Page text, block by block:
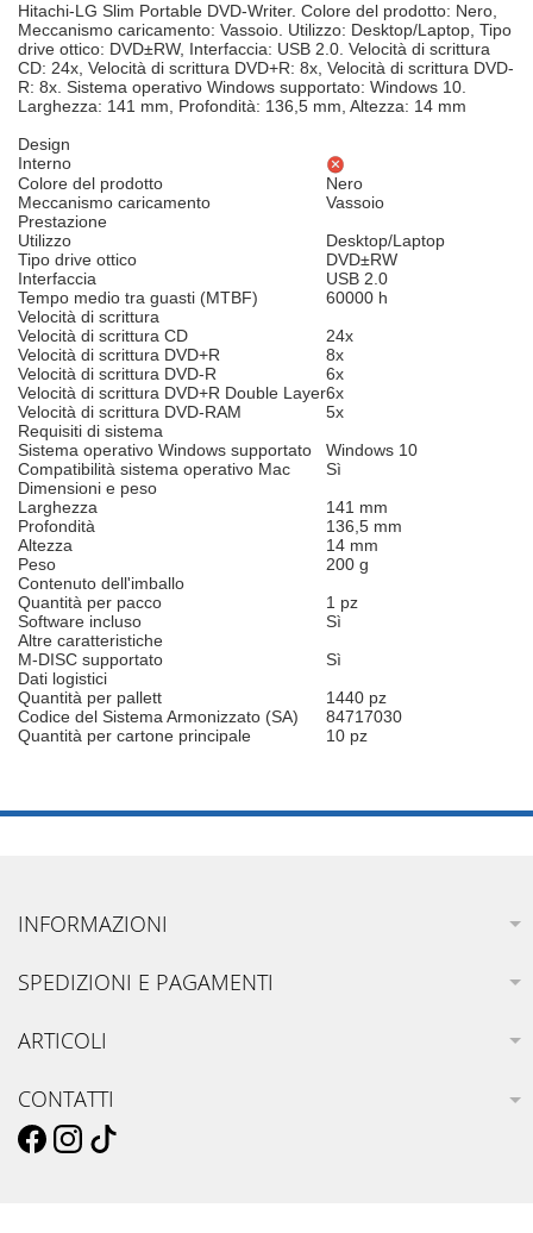
Hitachi-LG Slim Portable DVD-Writer. Colore del prodotto: Nero,
Meccanismo caricamento: Vassoio. Utilizzo: Desktop/Laptop, Tipo
drive ottico: DVD±RW, Interfaccia: USB 2.0. Velocità di scrittura
CD: 24x, Velocità di scrittura DVD+R: 8x, Velocità di scrittura DVD-
R: 8x. Sistema operativo Windows supportato: Windows 10.
Larghezza: 141 mm, Profondità: 136,5 mm, Altezza: 14 mm
Design
Interno
Colore del prodotto
Nero
Meccanismo caricamento
Vassoio
Prestazione
Utilizzo
Desktop/Laptop
Tipo drive ottico
DVD±RW
Interfaccia
USB 2.0
Tempo medio tra guasti (MTBF)
60000 h
Velocità di scrittura
Velocità di scrittura CD
24x
Velocità di scrittura DVD+R
8x
Velocità di scrittura DVD-R
6x
Velocità di scrittura DVD+R Double Layer6x
Velocità di scrittura DVD-RAM
5x
Requisiti di sistema
Sistema operativo Windows supportato
Windows 10
Compatibilità sistema operativo Mac
Sì
Dimensioni e peso
Larghezza
141 mm
Profondità
136,5 mm
Altezza
14 mm
Peso
200 g
Contenuto dell'imballo
Quantità per pacco
1 pz
Software incluso
Sì
Altre caratteristiche
M-DISC supportato
Sì
Dati logistici
Quantità per pallett
1440 pz
Codice del Sistema Armonizzato (SA)
84717030
Quantità per cartone principale
10 pz
INFORMAZIONI
SPEDIZIONI E PAGAMENTI
ARTICOLI
CONTATTI